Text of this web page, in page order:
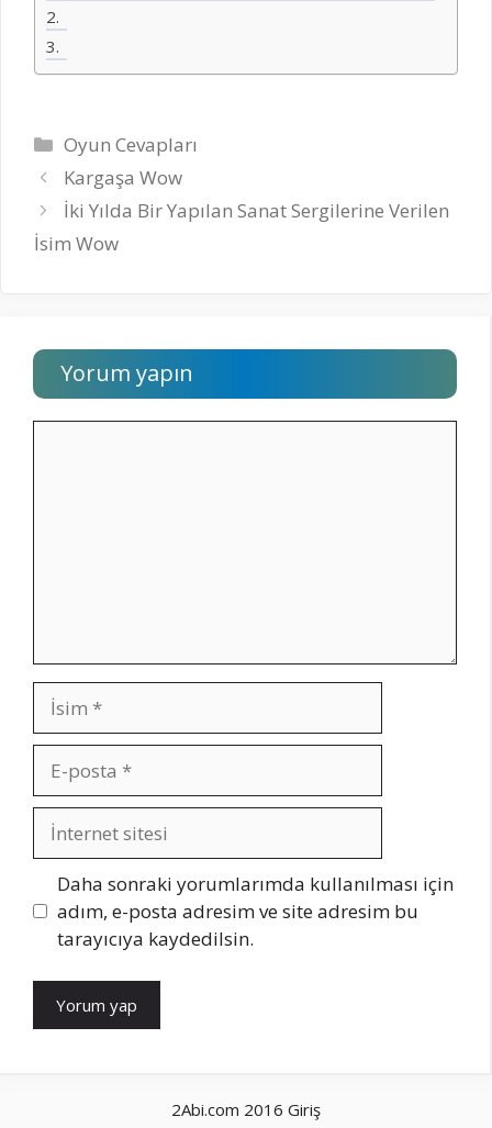
Kategoriler
Oyun Cevapları
Kargaşa Wow
İki Yılda Bir Yapılan Sanat Sergilerine Verilen
İsim Wow
Yorum yapın
İsim
posta
İnternet
sitesi
Daha sonraki yorumlarımda kullanılması için
adım, e-posta adresim ve site adresim bu
tarayıcıya kaydedilsin.
2Abi.com 2016 Giriş